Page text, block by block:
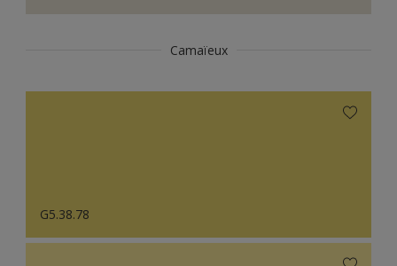
Camaïeux
G5.38.78